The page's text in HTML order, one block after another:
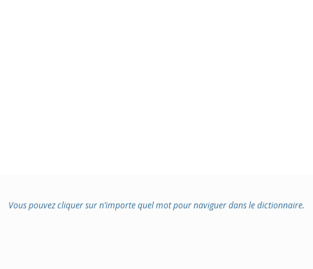
Vous pouvez cliquer sur n’importe quel mot pour naviguer dans le dictionnaire.